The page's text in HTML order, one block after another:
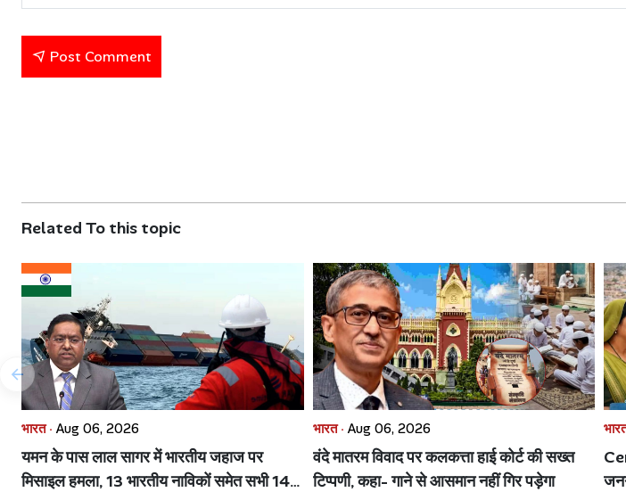
Post Comment
Related To this topic
भारत · Aug 06, 2026
यमन के पास लाल सागर में भारतीय जहाज पर
मिसाइल हमला, 13 भारतीय नाविकों समेत सभी 14
भारत · Aug 06, 2026
वंदे मातरम विवाद पर कलकत्ता हाई कोर्ट की सख्त
टिप्पणी, कहा- गाने से आसमान नहीं गिर पड़ेगा